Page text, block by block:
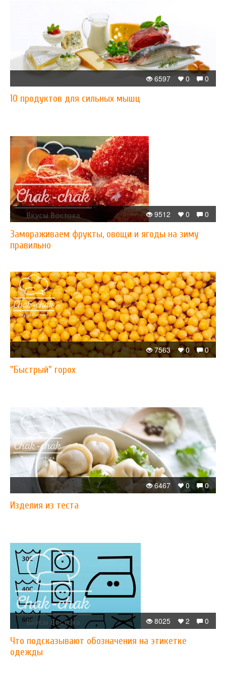
0
0
6597
10 продуктов для сильных мышц
0
0
9512
Замораживаем фрукты, овощи и ягоды на зиму
правильно
0
0
7563
"Быстрый" горох
0
0
6467
Изделия из теста
0
2
8025
Что подсказывают обозначения на этикетке
одежды